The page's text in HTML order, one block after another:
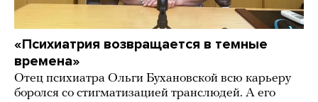
«Психиатрия возвращается в темные
времена»
Отец психиатра Ольги Бухановской всю карьеру
боролся со стигматизацией транслюдей. А его